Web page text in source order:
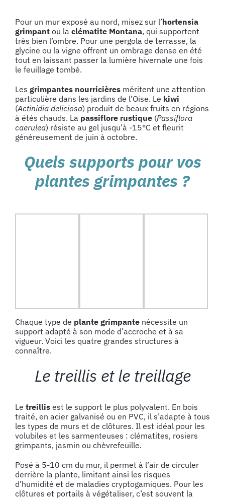
Pour un mur exposé au nord, misez sur l’hortensia
grimpant ou la clématite Montana, qui supportent
très bien l’ombre. Pour une pergola de terrasse, la
glycine ou la vigne offrent un ombrage dense en été
tout en laissant passer la lumière hivernale une fois
le feuillage tombé.
Les grimpantes nourricières méritent une attention
particulière dans les jardins de l’Oise. Le kiwi
(Actinidia deliciosa) produit de beaux fruits en régions
à étés chauds. La passiflore rustique (Passiflora
caerulea) résiste au gel jusqu’à -15°C et fleurit
généreusement de juin à octobre.
Quels supports pour vos
plantes grimpantes ?
Chaque type de plante grimpante nécessite un
support adapté à son mode d’accroche et à sa
vigueur. Voici les quatre grandes structures à
connaître.
Le treillis et le treillage
Le treillis est le support le plus polyvalent. En bois
traité, en acier galvanisé ou en PVC, il s’adapte à tous
les types de murs et de clôtures. Il est idéal pour les
volubiles et les sarmenteuses : clématites, rosiers
grimpants, jasmin ou chèvrefeuille.
Posé à 5-10 cm du mur, il permet à l’air de circuler
derrière la plante, limitant ainsi les risques
d’humidité et de maladies cryptogamiques. Pour les
clôtures et portails à végétaliser, c’est souvent la